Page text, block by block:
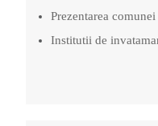
Prezentarea comunei
Institutii de